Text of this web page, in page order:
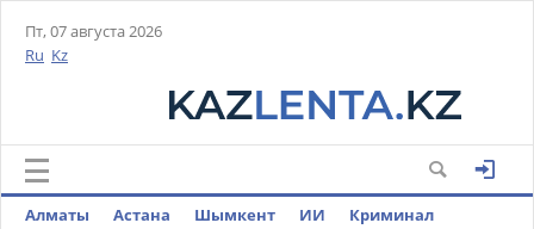
Пт, 07 августа 2026
Ru Kz
Алматы Астана Шымкент ИИ
Криминал